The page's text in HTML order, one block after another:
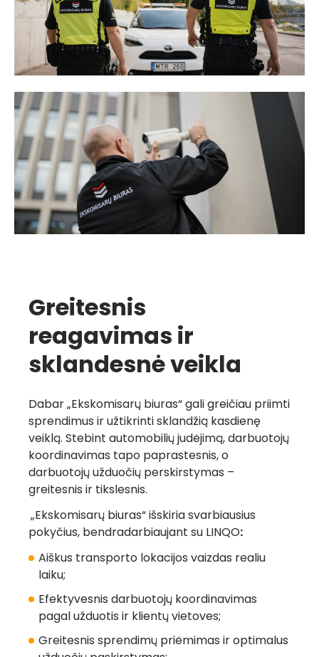
Greitesnis
reagavimas ir
sklandesnė veikla
Dabar „Ekskomisarų biuras“ gali greičiau priimti
sprendimus ir užtikrinti sklandžią kasdienę
veiklą. Stebint automobilių judėjimą, darbuotojų
koordinavimas tapo paprastesnis, o
darbuotojų užduočių perskirstymas –
greitesnis ir tikslesnis.
„Ekskomisarų biuras“ išskiria svarbiausius
pokyčius, bendradarbiaujant su LINQO:
Aiškus transporto lokacijos vaizdas realiu
laiku;
Efektyvesnis darbuotojų koordinavimas
pagal užduotis ir klientų vietoves;
Greitesnis sprendimų priėmimas ir optimalus